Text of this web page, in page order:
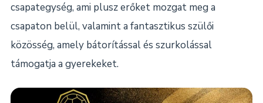
csapategység, ami plusz erőket mozgat meg a
csapaton belül, valamint a fantasztikus szülői
közösség, amely bátorítással és szurkolással
támogatja a gyerekeket.